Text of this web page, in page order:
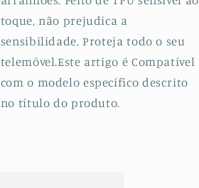
toque, não prejudica a
sensibilidade. Proteja todo o seu
telemóvel.Este artigo é Compatível
com o modelo específico descrito
no título do produto.